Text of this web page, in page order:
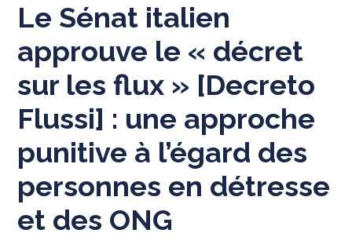
Le Sénat italien
approuve le « décret
sur les flux » [Decreto
Flussi] : une approche
punitive à l’égard des
personnes en détresse
et des ONG